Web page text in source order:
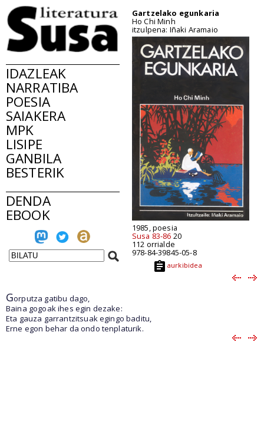
IDAZLEAK
NARRATIBA
POESIA
SAIAKERA
MPK
LISIPE
GANBILA
BESTERIK
DENDA
EBOOK
Gartzelako egunkaria
Ho Chi Minh
itzulpena: Iñaki Aramaio
1985, poesia
Susa 83-86 20
112 orrialde
978-84-39845-05-8
aurkibidea
Gorputza gatibu dago,
Baina gogoak ihes egin dezake:
Eta gauza garrantzitsuak egingo baditu,
Erne egon behar da ondo tenplaturik.